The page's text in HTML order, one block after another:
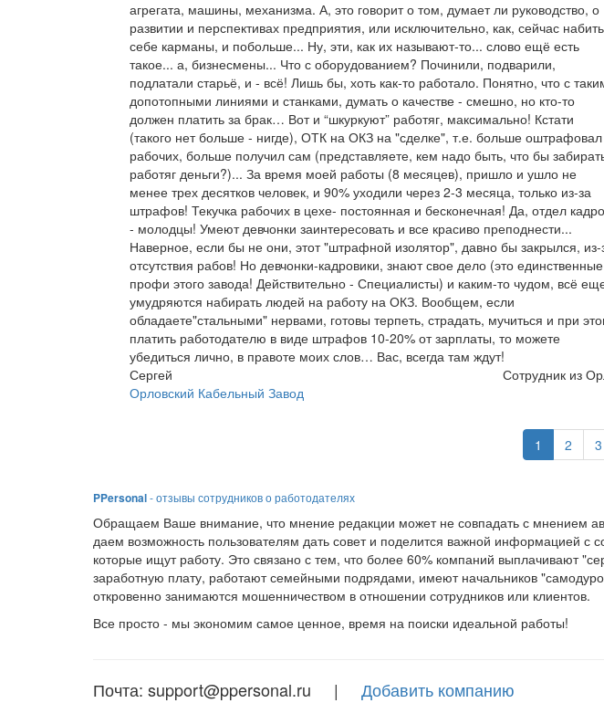
агрегата, машины, механизма. А, это говорит о том, думает ли руководство, о
развитии и перспективах предприятия, или исключительно, как, сейчас набить
себе карманы, и побольше... Ну, эти, как их называют-то... слово ещё есть
такое... а, бизнесмены... Что с оборудованием? Починили, подварили,
подлатали старьё, и - всё! Лишь бы, хоть как-то работало. Понятно, что с
допотопными линиями и станками, думать о качестве - смешно, но кто-то
должен платить за брак… Вот и “шкуркуют” работяг, максимально! Кстати
(такого нет больше - нигде), ОТК на ОКЗ на "сделке", т.е. больше оштрафовал
рабочих, больше получил сам (представляете, кем надо быть, что бы
работяг деньги?)... За время моей работы (8 месяцев), пришло и ушло не
менее трех десятков человек, и 90% уходили через 2-3 месяца, только из-за
штрафов! Текучка рабочих в цехе- постоянная и бесконечная! Да, отдел
- молодцы! Умеют девчонки заинтересовать и все красиво преподнести...
Наверное, если бы не они, этот "штрафной изолятор", давно бы закрылся, из-
отсутствия рабов! Но девчонки-кадровики, знают свое дело (это единственные
профи этого завода! Действительно - Специалисты) и каким-то чудом, всё
умудряются набирать людей на работу на ОКЗ. Вообщем, если
обладаете"стальными" нервами, готовы терпеть, страдать, мучиться и при
платить работодателю в виде штрафов 10-20% от зарплаты, то можете
убедиться лично, в правоте моих слов… Вас, всегда там ждут!
Сергей
Сотрудник из
Орловский Кабельный Завод
1 2 3
PPersonal- отзывы сотрудников о работодателях
Обращаем Ваше внимание, что мнение редакции может не совпадать с мнением
даем возможность пользователям дать совет и поделится важной информацией с
которые ищут работу. Это связано с тем, что более 60% компаний выплачивают
заработную плату, работают семейными подрядами, имеют начальников
откровенно занимаются мошенничеством в отношении сотрудников или клиентов.
Все просто - мы экономим самое ценное, время на поиски идеальной работы!
Почта: support@ppersonal.ru | Добавить компанию